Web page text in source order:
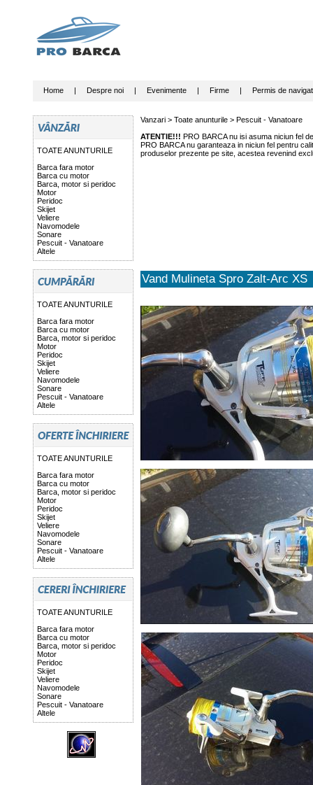
Home| Despre noi| Evenimente| Firme| Permis de
TOATE ANUNTURILE
Barca fara motor
Barca cu motor
Barca, motor si peridoc
Motor
Peridoc
Skijet
Veliere
Navomodele
Sonare
Pescuit - Vanatoare
Altele
TOATE ANUNTURILE
Barca fara motor
Barca cu motor
Barca, motor si peridoc
Motor
Peridoc
Skijet
Veliere
Navomodele
Sonare
Pescuit - Vanatoare
Altele
TOATE ANUNTURILE
Barca fara motor
Barca cu motor
Barca, motor si peridoc
Motor
Peridoc
Skijet
Veliere
Navomodele
Sonare
Pescuit - Vanatoare
Altele
TOATE ANUNTURILE
Barca fara motor
Barca cu motor
Barca, motor si peridoc
Motor
Peridoc
Skijet
Veliere
Navomodele
Sonare
Pescuit - Vanatoare
Altele
Vanzari > Toate anunturile> Pescuit - Vanatoare
ATENTIE!!! PRO BARCA nu isi asuma niciun fel
PRO BARCA nu garanteaza in niciun fel pentru
produselor prezente pe site, acestea revenind
Vand Mulineta Spro Zalt-Arc XS